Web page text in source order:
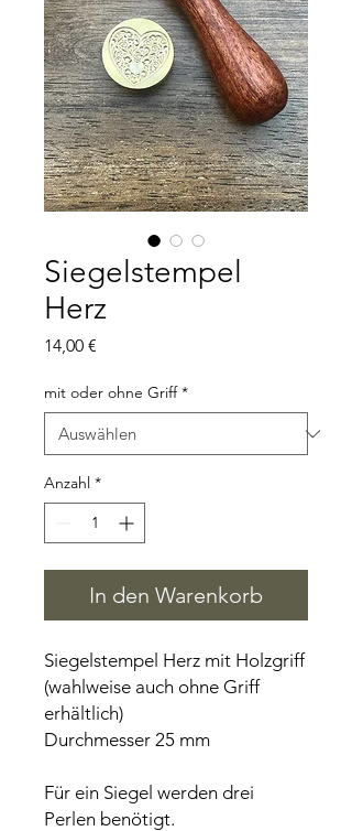
Siegelstempel
Herz
14,00 €
mit oder ohne Griff *
Anzahl *
In den Warenkorb
Siegelstempel Herz mit Holzgriff
(wahlweise auch ohne Griff
erhältlich)
Durchmesser 25 mm
Für ein Siegel werden drei
Perlen benötigt.